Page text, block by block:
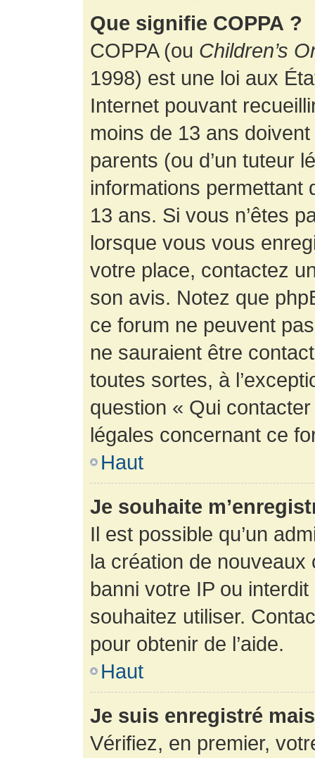
Que signifie COPPA ?
COPPA (ou Children’s
1998) est une loi aux
Internet pouvant
moins de 13 ans
parents (ou d’un tuteur
informations permettant
13 ans. Si vous n’êtes
lorsque vous vous
votre place, contactez
son avis. Notez que
ce forum ne peuvent
ne sauraient être
toutes sortes, à
question « Qui
légales concernant ce
Haut
Je souhaite
Il est possible qu’un
la création de
banni votre IP ou
souhaitez utiliser.
pour obtenir de l’aide.
Haut
Je suis enregistré
Vérifiez, en premier,